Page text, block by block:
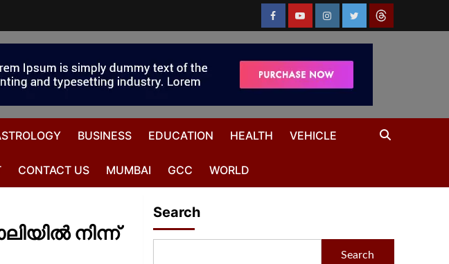
BUSINESS EDUCATION HEALTH VEHICLE
CONTACT US MUMBAI GCC WORLD
നിന്ന്
Search
Search